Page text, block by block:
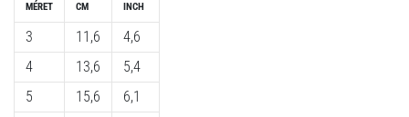
MÉRET
3
4
5
CM
11,6
13,6
15,6
INCH
4,6
5,4
6,1